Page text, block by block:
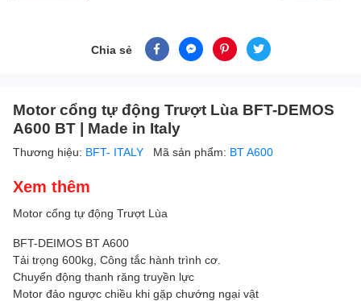
Chia sẻ
Motor cổng tự động Trượt Lùa BFT-DEMOS
A600 BT | Made in Italy
Thương hiệu: BFT- ITALY Mã sản phẩm: BT A600
Xem thêm
Motor cổng tự động Trượt Lùa
BFT-DEIMOS BT A600
Tải trọng 600kg, Công tắc hành trình cơ.
Chuyển động thanh răng truyền lực
Motor đảo ngược chiều khi gặp chướng ngại vật